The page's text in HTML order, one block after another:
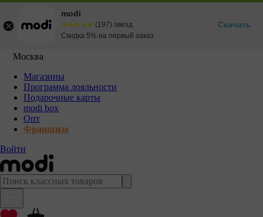
Москва
Магазины
Программа лояльности
Подарочные карты
modi box
Опт
Франшиза
Войти
modi
☆☆☆☆☆
★★★★★ (197) звезд
Скидка 5% на первый заказ
Скачать